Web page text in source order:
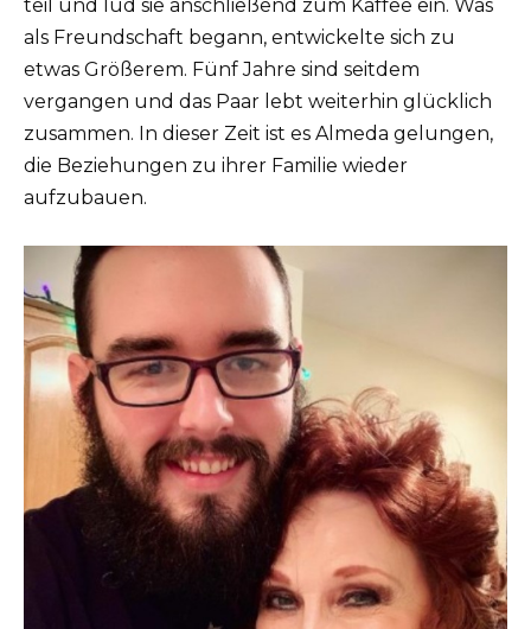
teil und lud sie anschließend zum Kaffee ein. Was
als Freundschaft begann, entwickelte sich zu
etwas Größerem. Fünf Jahre sind seitdem
vergangen und das Paar lebt weiterhin glücklich
zusammen. In dieser Zeit ist es Almeda gelungen,
die Beziehungen zu ihrer Familie wieder
aufzubauen.